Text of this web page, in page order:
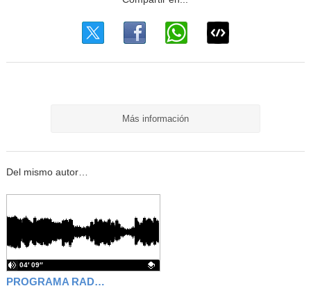
Más información
Del mismo autor…
PROGRAMA RADIO 30-04-26
04′ 09″